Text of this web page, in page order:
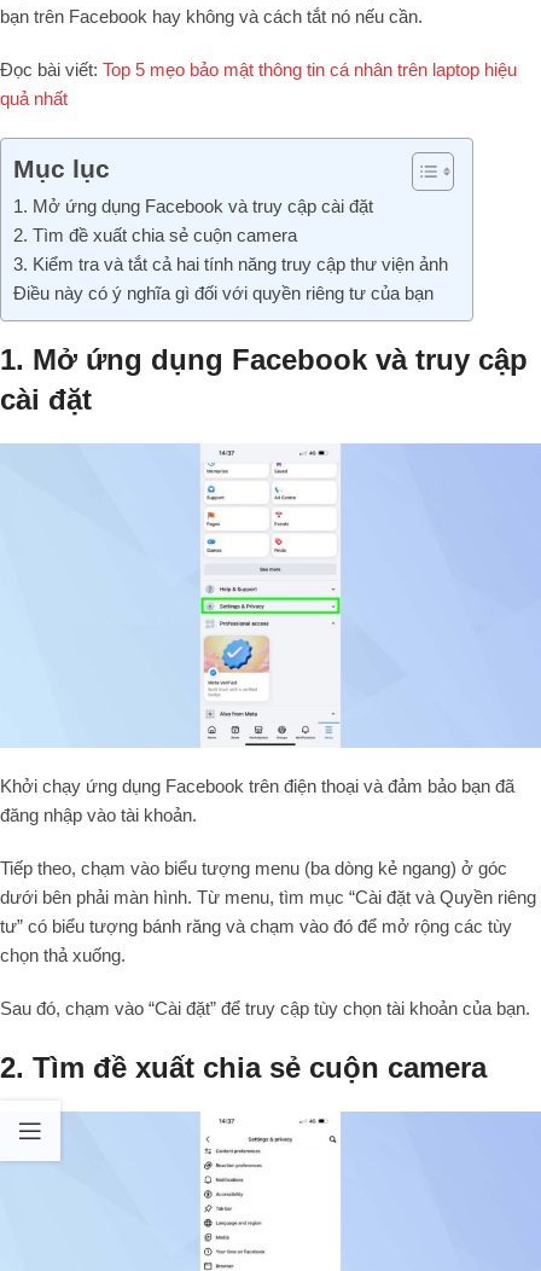
bạn trên Facebook hay không và cách tắt nó nếu cần.
Đọc bài viết: Top 5 mẹo bảo mật thông tin cá nhân trên laptop hiệu
quả nhất
Mục lục
1. Mở ứng dụng Facebook và truy cập cài đặt
2. Tìm đề xuất chia sẻ cuộn camera
3. Kiểm tra và tắt cả hai tính năng truy cập thư viện ảnh
Điều này có ý nghĩa gì đối với quyền riêng tư của bạn
1. Mở ứng dụng Facebook và truy cập
cài đặt
Khởi chạy ứng dụng Facebook trên điện thoại và đảm bảo bạn đã
đăng nhập vào tài khoản.
Tiếp theo, chạm vào biểu tượng menu (ba dòng kẻ ngang) ở góc
dưới bên phải màn hình. Từ menu, tìm mục “Cài đặt và Quyền riêng
tư” có biểu tượng bánh răng và chạm vào đó để mở rộng các tùy
chọn thả xuống.
Sau đó, chạm vào “Cài đặt” để truy cập tùy chọn tài khoản của bạn.
2. Tìm đề xuất chia sẻ cuộn camera